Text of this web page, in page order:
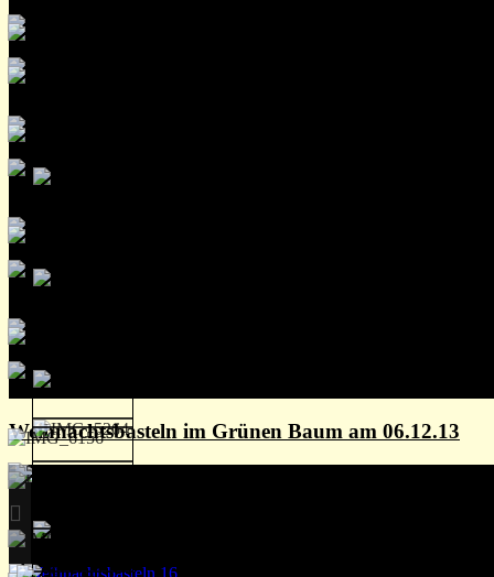
Weihnachtsbasteln im Grünen Baum am 06.12.13